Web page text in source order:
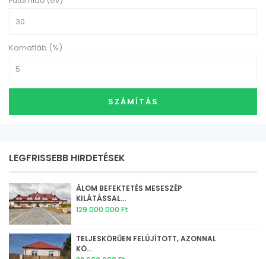
Kamatláb (%)
SZÁMÍTÁS
LEGFRISSEBB HIRDETÉSEK
ÁLOM BEFEKTETÉS MESESZÉP
KILÁTÁSSAL...
129.000.000 Ft
TELJESKÖRŰEN FELÚJÍTOTT, AZONNAL
KÖ...